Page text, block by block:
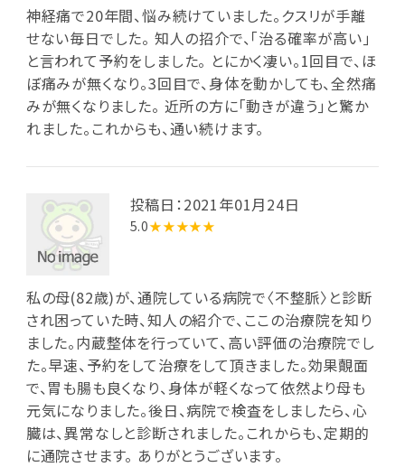
神経痛で20年間、悩み続けていました。クスリが手離
せない毎日でした。 知人の招介で、｢治る確率が高い｣
と言われて予約をしました。 とにかく凄い。1回目で、ほ
ぼ痛みが無くなり。3回目で、身体を動かしても、全然痛
みが無くなりました。 近所の方に｢動きが違う｣と驚か
れました。これからも、通い続けます。
投稿日：2021年01月24日
5.0★★★★★
私の母(82歳)が、通院している病院で〈不整脈〉と診断
され困っていた時、知人の紹介で、ここの治療院を知り
ました。内蔵整体を行っていて、高い評価の治療院でし
た。早速、予約をして治療をして頂きました。効果覿面
で、胃も腸も良くなり、身体が軽くなって依然より母も
元気になりました。後日、病院で検査をしましたら、心
臓は、異常なしと診断されました。これからも、定期的
に通院させます。 ありがとうございます。